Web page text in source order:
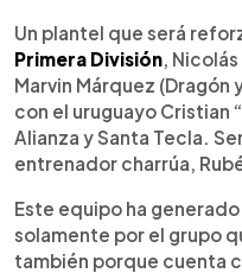
Un plantel que será
Primera División,
Marvin Márquez
con el uruguayo Cristian
Alianza y Santa Tecla.
entrenador charrúa,
Este equipo ha
solamente por el grupo
también porque cuenta